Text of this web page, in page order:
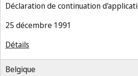
Déclaration de continuation
25 décembre 1991
Détails
Belgique